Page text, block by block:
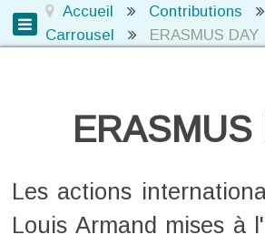
Accueil
Contributions
Carrousel
ERASMUS DAY
ERASMUS
Les actions
Louis Armand mises à